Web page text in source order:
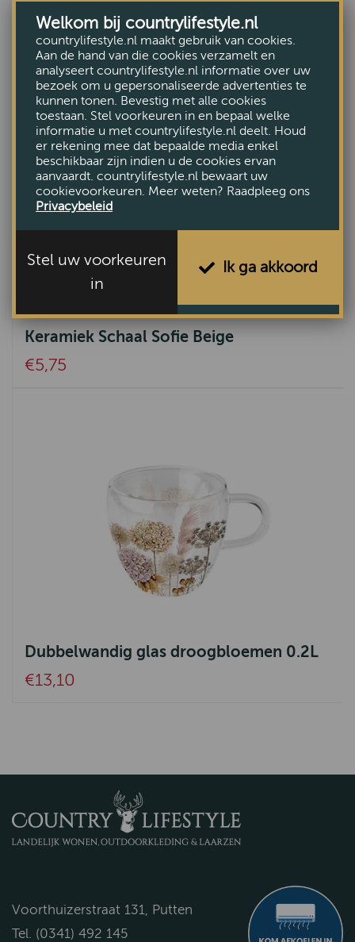
Mok Haan
€9,95
Keramiek Schaal Sofie Beige
€5,75
Dubbelwandig glas droogbloemen 0.2L
€13,10
Voorthuizerstraat 131, Putten
Tel. (0341) 492 145
Welkom bij countrylifestyle.nl
countrylifestyle.nl maakt gebruik van cookies.
Aan de hand van die cookies verzamelt en
analyseert countrylifestyle.nl informatie over uw
bezoek om u gepersonaliseerde advertenties te
kunnen tonen. Bevestig met alle cookies
toestaan. Stel voorkeuren in en bepaal welke
informatie u met countrylifestyle.nl deelt. Houd
er rekening mee dat bepaalde media enkel
beschikbaar zijn indien u de cookies ervan
aanvaardt. countrylifestyle.nl bewaart uw
cookievoorkeuren. Meer weten? Raadpleeg ons
Privacybeleid
Stel uw voorkeuren
in
Ik ga akkoord